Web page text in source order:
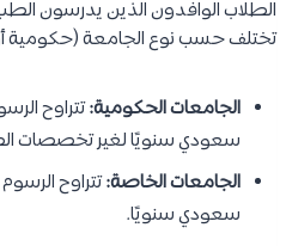
الطلاب الوافدون الذين يدرسون
تختلف حسب نوع الجامعة (حكومية
الجامعات الحكومية:
سعودي سنويًا لغير تخصصات
الجامعات الخاصة:
سعودي سنويًا.